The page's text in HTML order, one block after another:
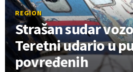
REGION
Strašan sudar
Teretni udario u
povređenih